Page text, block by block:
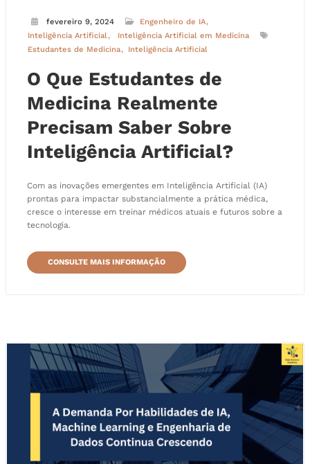
fevereiro 9, 2024
Engenheiro de IA
Inteligência Artificial
Inteligência Artificial em Medicina
Estudantes de Medicina
Inteligência Artificial
O Que Estudantes de
Medicina Realmente
Precisam Saber Sobre
Inteligência Artificial?
Com as inovações emergentes em Inteligência Artificial (IA)
prontas para impactar substancialmente a prática médica,
cresce o interesse em treinar médicos atuais e futuros sobre a
tecnologia.
CONSULTE MAIS INFORMAÇÃO